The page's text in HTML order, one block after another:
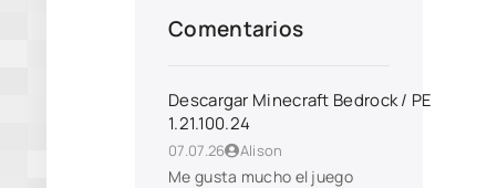
Comentarios
Descargar Minecraft Bedrock / PE
1.21.100.24
07.07.26 Alison
Me gusta mucho el juego